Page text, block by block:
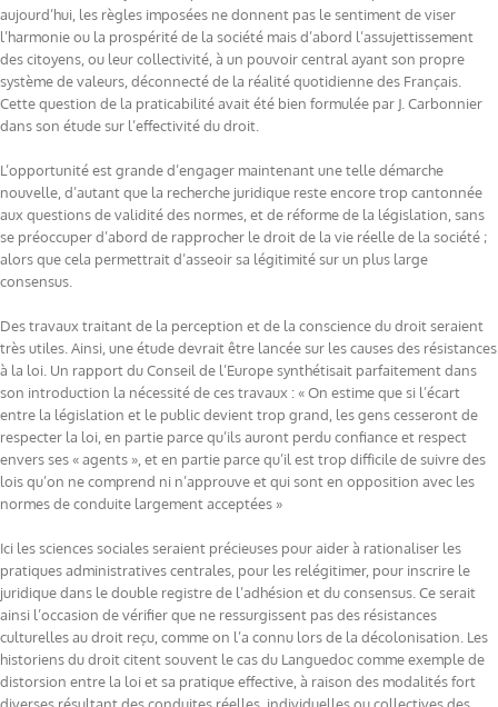
aujourd’hui, les règles imposées ne donnent pas le sentiment de viser
l’harmonie ou la prospérité de la société mais d’abord l’assujettissement
des citoyens, ou leur collectivité, à un pouvoir central ayant son propre
système de valeurs, déconnecté de la réalité quotidienne des Français.
Cette question de la praticabilité avait été bien formulée par J. Carbonnier
dans son étude sur l’effectivité du droit.
L’opportunité est grande d’engager maintenant une telle démarche
nouvelle, d’autant que la recherche juridique reste encore trop cantonnée
aux questions de validité des normes, et de réforme de la législation, sans
se préoccuper d’abord de rapprocher le droit de la vie réelle de la société ;
alors que cela permettrait d’asseoir sa légitimité sur un plus large
consensus.
Des travaux traitant de la perception et de la conscience du droit seraient
très utiles. Ainsi, une étude devrait être lancée sur les causes des résistances
à la loi. Un rapport du Conseil de l’Europe synthétisait parfaitement dans
son introduction la nécessité de ces travaux : « On estime que si l’écart
entre la législation et le public devient trop grand, les gens cesseront de
respecter la loi, en partie parce qu’ils auront perdu confiance et respect
envers ses « agents », et en partie parce qu’il est trop difficile de suivre des
lois qu’on ne comprend ni n’approuve et qui sont en opposition avec les
normes de conduite largement acceptées »
Ici les sciences sociales seraient précieuses pour aider à rationaliser les
pratiques administratives centrales, pour les relégitimer, pour inscrire le
juridique dans le double registre de l’adhésion et du consensus. Ce serait
ainsi l’occasion de vérifier que ne ressurgissent pas des résistances
culturelles au droit reçu, comme on l’a connu lors de la décolonisation. Les
historiens du droit citent souvent le cas du Languedoc comme exemple de
distorsion entre la loi et sa pratique effective, à raison des modalités fort